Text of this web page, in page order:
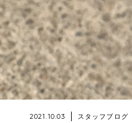
2021.10.03 スタッフブログ